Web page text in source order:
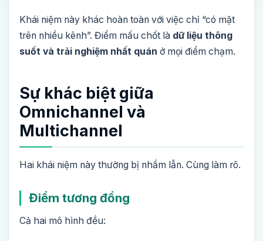
Khái niệm này khác hoàn toàn với việc chỉ “có mặt
trên nhiều kênh”. Điểm mấu chốt là dữ liệu thông
suốt và trải nghiệm nhất quán ở mọi điểm chạm.
Sự khác biệt giữa
Omnichannel và
Multichannel
Hai khái niệm này thường bị nhầm lẫn. Cùng làm rõ.
Điểm tương đồng
Cả hai mô hình đều: